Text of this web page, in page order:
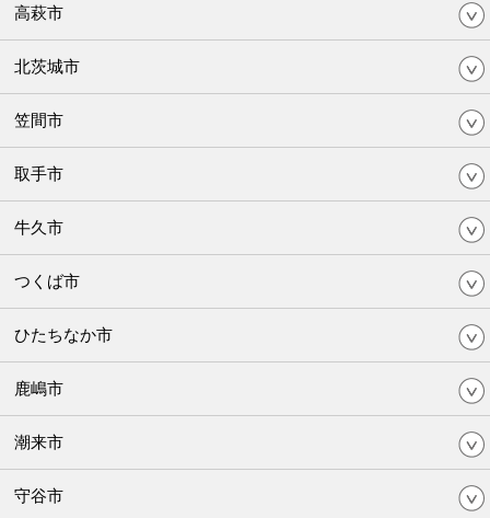
高萩市
北茨城市
笠間市
取手市
牛久市
つくば市
ひたちなか市
鹿嶋市
潮来市
守谷市